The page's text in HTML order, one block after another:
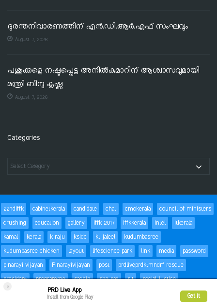
×
PRD Live App
Install from Google Play Get it
ദുരന്തനിവാരണത്തിന് എൻ.ഡി.ആർ.എഫ് സംഘവും
August 7, 2026
പശുക്കളെ നഷ്ടപ്പെട്ട അനിൽകുമാറിന് ആശ്വാസവുമായി
മന്ത്രി ബിന്ദു കൃഷ്ണ
August 7, 2026
Categories
22ndiffk cabinetkerala candidate chat cmokerala
council of ministers
crushing
education gallery iffk 2017 iffkkerala intel
itkerala
kamal
kerala k raju ksidc kt jaleel
kudumbasree
kudumbasree chicken
layout lifescience park link media
password
pinarayi vijayan
Pinarayivijayan post
prdliveprdktmndrf rescue
president
programme sachin she pad sit
social justice
status Success
trackbacks